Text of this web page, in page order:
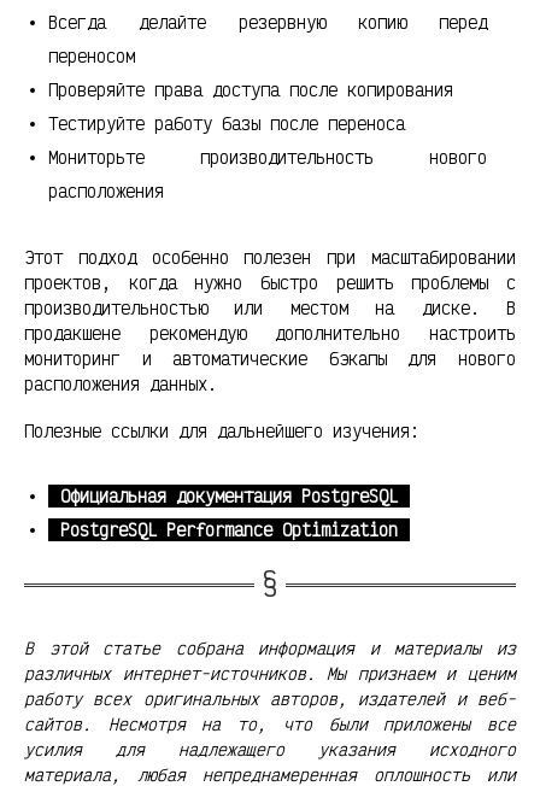
Всегда делайте резервную копию перед
переносом
Проверяйте права доступа после копирования
Тестируйте работу базы после переноса
Мониторьте производительность нового
расположения
Этот подход особенно полезен при масштабировании
проектов, когда нужно быстро решить проблемы с
производительностью или местом на диске. В
продакшене рекомендую дополнительно настроить
мониторинг и автоматические бэкапы для нового
расположения данных.
Полезные ссылки для дальнейшего изучения:
Официальная документация PostgreSQL
PostgreSQL Performance Optimization
В этой статье собрана информация и материалы из
различных интернет-источников. Мы признаем и ценим
работу всех оригинальных авторов, издателей и веб-
сайтов. Несмотря на то, что были приложены все
усилия для надлежащего указания исходного
материала, любая непреднамеренная оплошность или